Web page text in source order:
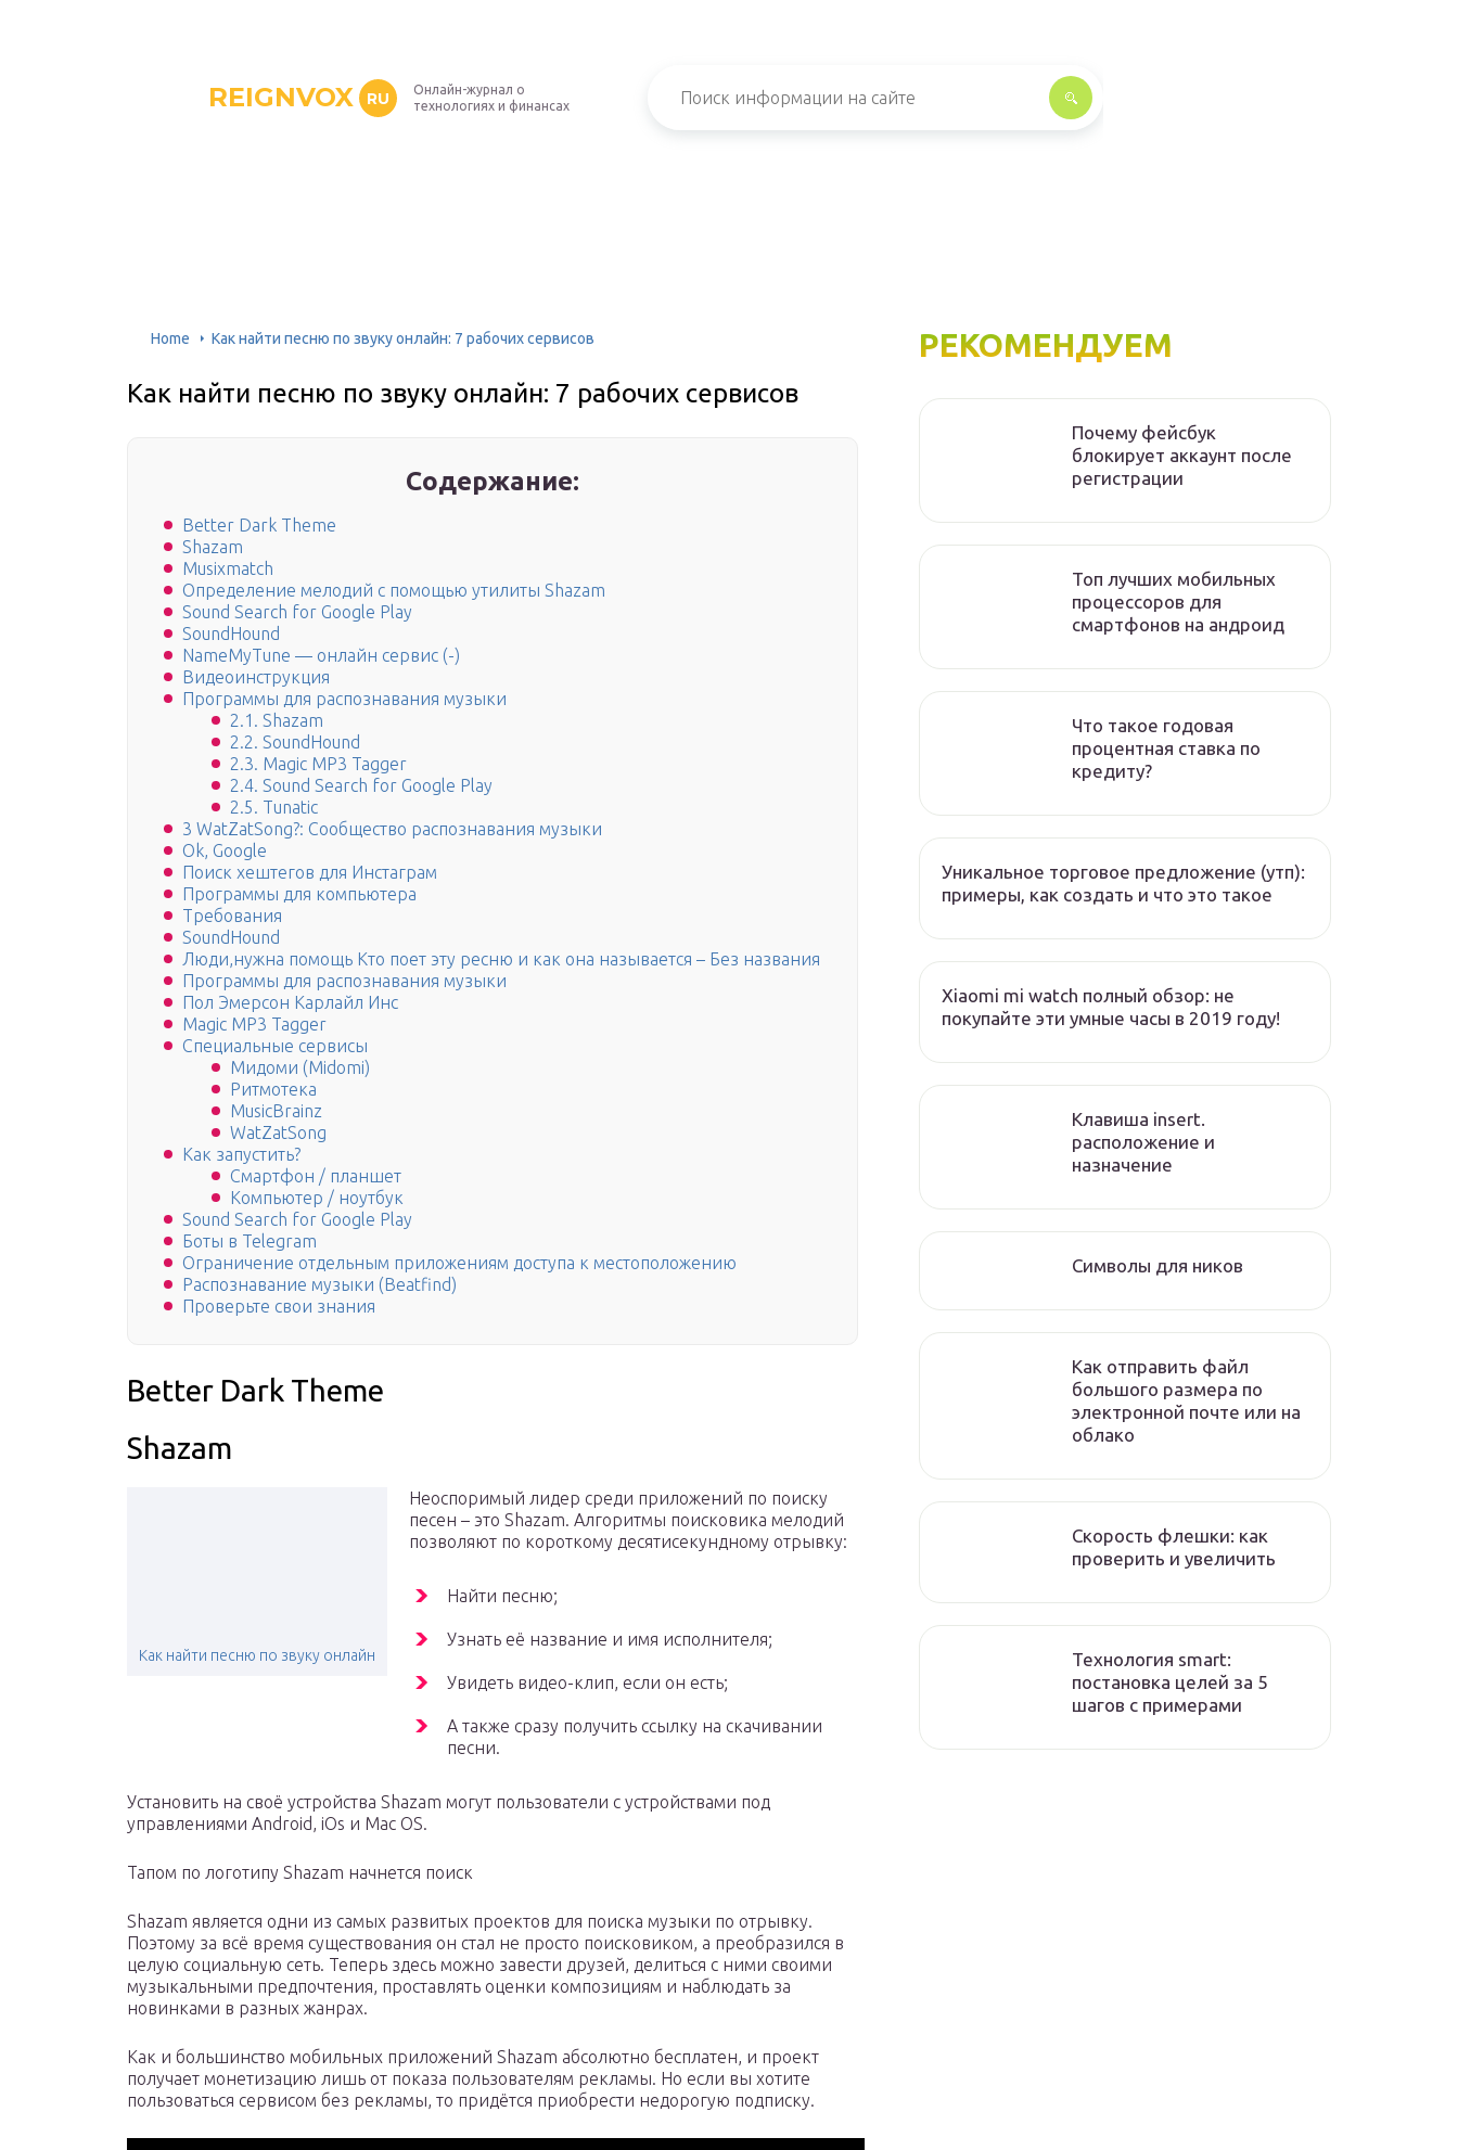
REIGNVOX RU
Онлайн-журнал о
технологиях и финансах
Home Как найти песню по звуку онлайн: 7 рабочих сервисов
Как найти песню по звуку онлайн: 7 рабочих сервисов
Содержание:
Better Dark Theme
Shazam
Musixmatch
Определение мелодий с помощью утилиты Shazam
Sound Search for Google Play
SoundHound
NameMyTune — онлайн сервис (-)
Видеоинструкция
Программы для распознавания музыки
2.1. Shazam
2.2. SoundHound
2.3. Magic MP3 Tagger
2.4. Sound Search for Google Play
2.5. Tunatic
3 WatZatSong?: Сообщество распознавания музыки
Ok, Google
Поиск хештегов для Инстаграм
Программы для компьютера
Требования
SoundHound
Люди,нужна помощь Кто поет эту ресню и как она называется – Без названия
Программы для распознавания музыки
Пол Эмерсон Карлайл Инс
Magic MP3 Tagger
Специальные сервисы
Мидоми (Midomi)
Ритмотека
MusicBrainz
WatZatSong
Как запустить?
Смартфон / планшет
Компьютер / ноутбук
Sound Search for Google Play
Боты в Telegram
Ограничение отдельным приложениям доступа к местоположению
Распознавание музыки (Beatfind)
Проверьте свои знания
Better Dark Theme
Shazam
Как найти песню по звуку онлайн
Неоспоримый лидер среди приложений по поиску
песен – это Shazam. Алгоритмы поисковика мелодий
позволяют по короткому десятисекундному отрывку:
Найти песню;
Узнать её название и имя исполнителя;
Увидеть видео-клип, если он есть;
А также сразу получить ссылку на скачивании
песни.
Установить на своё устройства Shazam могут пользователи с устройствами под
управлениями Android, iOs и Mac OS.
Тапом по логотипу Shazam начнется поиск
Shazam является одни из самых развитых проектов для поиска музыки по отрывку.
Поэтому за всё время существования он стал не просто поисковиком, а преобразился в
целую социальную сеть. Теперь здесь можно завести друзей, делиться с ними своими
музыкальными предпочтения, проставлять оценки композициям и наблюдать за
новинками в разных жанрах.
Как и большинство мобильных приложений Shazam абсолютно бесплатен, и проект
получает монетизацию лишь от показа пользователям рекламы. Но если вы хотите
пользоваться сервисом без рекламы, то придётся приобрести недорогую подписку.
РЕКОМЕНДУЕМ
Почему фейсбук
блокирует аккаунт после
регистрации
Топ лучших мобильных
процессоров для
смартфонов на андроид
Что такое годовая
процентная ставка по
кредиту?
Уникальное торговое предложение (утп):
примеры, как создать и что это такое
Xiaomi mi watch полный обзор: не
покупайте эти умные часы в 2019 году!
Клавиша insert.
расположение и
назначение
Символы для ников
Как отправить файл
большого размера по
электронной почте или на
облако
Скорость флешки: как
проверить и увеличить
Технология smart:
постановка целей за 5
шагов с примерами